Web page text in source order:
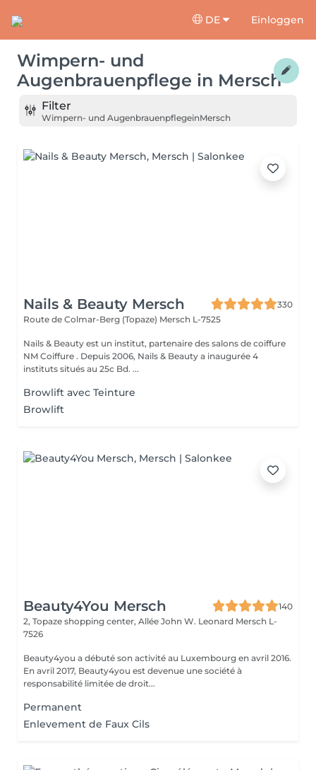
DE Einloggen
Wimpern- und
Augenbrauenpflege in Mersch
Filter
Wimpern- und AugenbrauenpflegeinMersch
Nails & Beauty Mersch
330
Route de Colmar-Berg (Topaze) Mersch L-7525
Nails & Beauty est un institut, partenaire des salons de coiffure
NM Coiffure . Depuis 2006, Nails & Beauty a inaugurée 4
instituts situés au 25c Bd. ...
Browlift avec Teinture
Browlift
Beauty4You Mersch
140
2, Topaze shopping center, Allée John W. Leonard Mersch L-
7526
Beauty4you a débuté son activité au Luxembourg en avril 2016.
En avril 2017, Beauty4you est devenue une société à
responsabilité limitée de droit...
Permanent
Enlevement de Faux Cils